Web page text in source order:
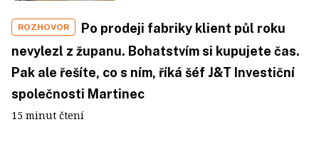
ROZHOVOR
Po prodeji fabriky klient půl roku
nevylezl z županu. Bohatstvím si kupujete čas.
Pak ale řešíte, co s ním, říká šéf J&T Investiční
společnosti Martinec
15 minut čtení